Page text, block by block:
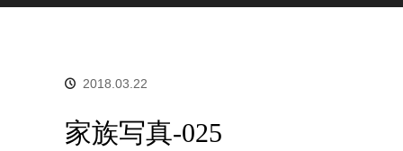
2018.03.22
家族写真-025